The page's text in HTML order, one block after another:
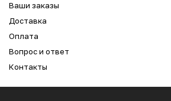
Ваши заказы
Доставка
Оплата
Вопрос и ответ
Контакты